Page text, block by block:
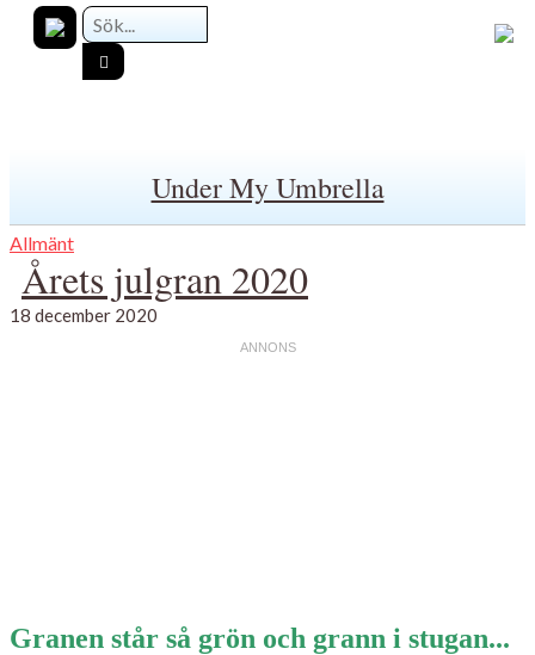
Under My Umbrella
Allmänt
Årets julgran 2020
18 december 2020
Granen står så grön och grann i stugan...